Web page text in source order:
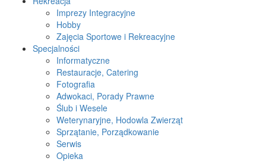
Imprezy Integracyjne
Hobby
Zajęcia Sportowe i Rekreacyjne
Specjalności
Informatyczne
Restauracje, Catering
Fotografia
Adwokaci, Porady Prawne
Ślub i Wesele
Weterynaryjne, Hodowla Zwierząt
Sprzątanie, Porządkowanie
Serwis
Opieka